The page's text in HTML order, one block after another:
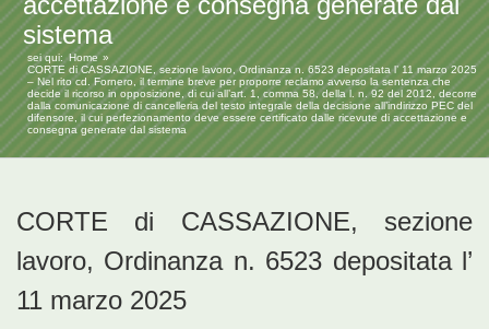
sistema
sei qui:
Home
CORTE di CASSAZIONE, sezione lavoro, Ordinanza n. 6523 depositata l’ 11 marzo 2025
– Nel rito cd. Fornero, il termine breve per proporre reclamo avverso la sentenza che
decide il ricorso in opposizione, di cui all’art. 1, comma 58, della l. n. 92 del 2012, decorre
dalla comunicazione di cancelleria del testo integrale della decisione all’indirizzo PEC del
difensore, il cui perfezionamento deve essere certificato dalle ricevute di accettazione e
consegna generate dal sistema
CORTE di CASSAZIONE, sezione
lavoro, Ordinanza n. 6523 depositata l’
11 marzo 2025